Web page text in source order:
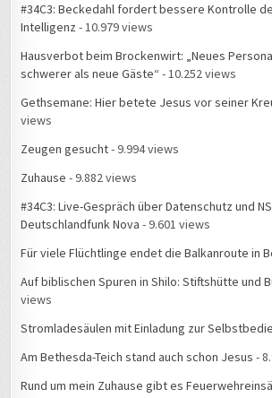
#34C3: Beckedahl fordert bessere Kontrolle
Intelligenz - 10.979 views
Hausverbot beim Brockenwirt: „Neues
schwerer als neue Gäste“ - 10.252 views
Gethsemane: Hier betete Jesus vor seiner
views
Zeugen gesucht- 9.994 views
Zuhause - 9.882 views
#34C3: Live-Gespräch über Datenschutz und
Deutschlandfunk Nova - 9.601 views
Für viele Flüchtlinge endet die Balkanroute in
Auf biblischen Spuren in Shilo: Stiftshütte und
views
Stromladesäulen mit Einladung zur
Am Bethesda-Teich stand auch schon Jesus -
Rund um mein Zuhause gibt es